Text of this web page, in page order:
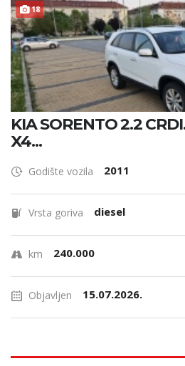
18
KIA SORENTO 2.2
X4...
Godište vozila 2011
Vrsta goriva diesel
km 240.000
Objavljen 15.07.2026.